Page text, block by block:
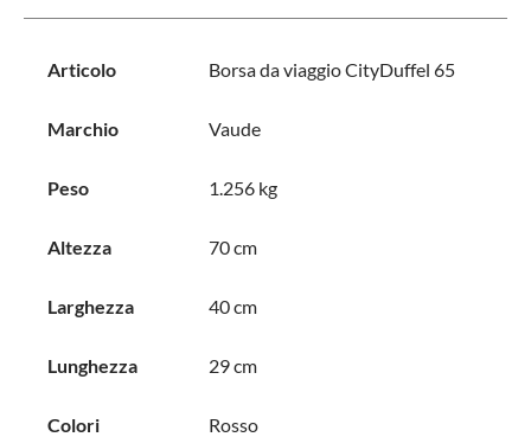
Articolo Borsa da viaggio CityDuffel 65
Marchio Vaude
Peso 1.256 kg
Altezza 70 cm
Larghezza 40 cm
Lunghezza 29 cm
Colori Rosso